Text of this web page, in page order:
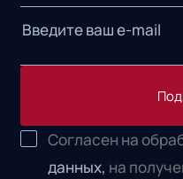
Согласен на
данных, на